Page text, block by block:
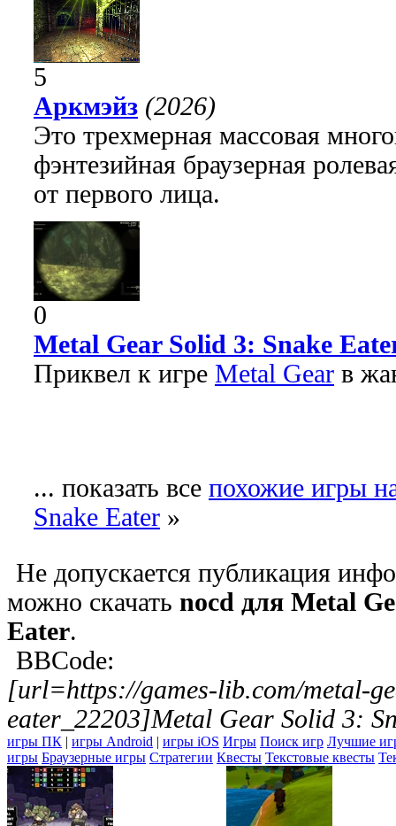
5
Аркмэйз (2026)
Это трехмерная массовая
фэнтезийная браузерная
от первого лица.
0
Metal Gear Solid 3: Snake
Приквел к игре Metal Gear в
... показать все похожие игры
Snake Eater »
Не допускается публикация
можно скачать nocd для Metal
Eater.
BBCode:
[url=https://games-lib.com/metal-
eater_22203]Metal Gear Solid 3:
игры ПК | игры Android | игры iOS Игры Поиск игр Лучшие
игры Браузерные игры Стратегии Квесты Текстовые квесты